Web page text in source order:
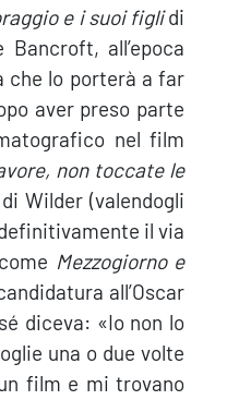
e i suoi figlidi
all’epoca
che lo porterà a far
aver preso parte
nel film
non toccate le
Wilder (valendogli
il via
Mezzogiorno e
all’Oscar
diceva: «Io non lo
una o due volte
film e mi trovano